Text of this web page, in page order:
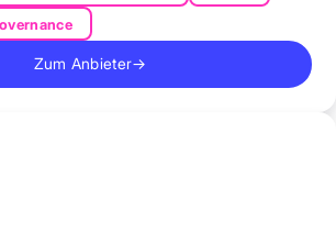
Zum Anbieter→